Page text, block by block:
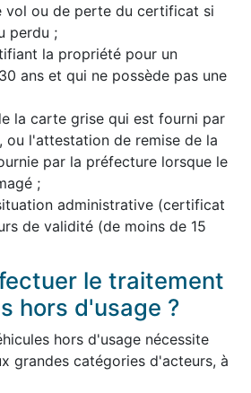
vol ou de perte du certificat si
perdu ;
la propriété pour un
ans et qui ne possède pas une
la carte grise qui est fourni par
ou l'attestation de remise de la
par la préfecture lorsque le
;
administrative (certificat
de validité (de moins de 15
le traitement
hors d'usage ?
hors d'usage nécessite
grandes catégories d'acteurs, à